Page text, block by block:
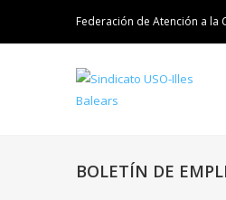
Federación de Atención a la
BOLETÍN DE